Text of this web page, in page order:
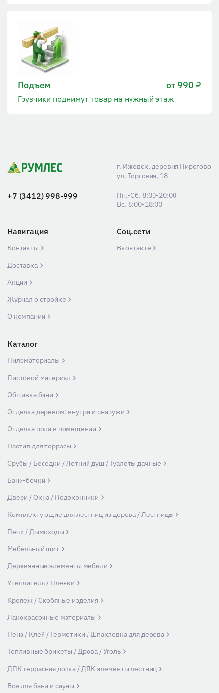
Подъем от 990 ₽
Грузчики поднимут товар на нужный этаж
г. Ижевск, деревня Пирогово
ул. Торговая, 18
+7 (3412) 998-999
Пн.-Сб. 8:00-20:00
Вс. 8:00-18:00
Навигация
Контакты
Доставка
Акции
Журнал о стройке
О компании
Соц.сети
Вконтакте
Каталог
Пиломатериалы
Листовой материал
Обшивка бани
Отделка деревом: внутри и снаружи
Отделка пола в помещении
Настил для террасы
Срубы / Беседки / Летний душ / Туалеты дачные
Бани-бочки
Двери / Окна / Подоконники
Комплектующие для лестниц из дерева / Лестницы
Печи / Дымоходы
Мебельный щит
Деревянные элементы мебели
Утеплитель / Пленки
Крепеж / Скобяные изделия
Лакокрасочные материалы
Пена / Клей / Герметики / Шпаклевка для дерева
Топливные брикеты / Дрова / Уголь
ДПК террасная доска / ДПК элементы лестниц
Все для бани и сауны